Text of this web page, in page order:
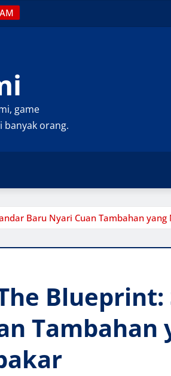
game
banyak orang.
Baru Nyari Cuan Tambahan
Tambahan